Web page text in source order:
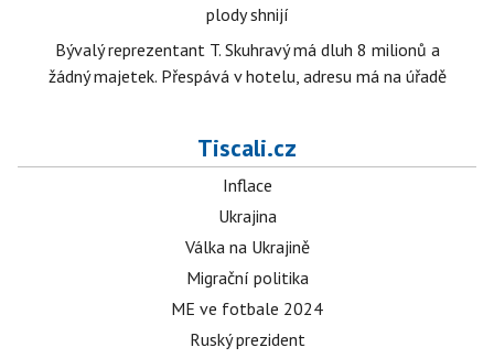
plody shnijí
Bývalý reprezentant T. Skuhravý má dluh 8 milionů a
žádný majetek. Přespává v hotelu, adresu má na úřadě
Tiscali.cz
Inflace
Ukrajina
Válka na Ukrajině
Migrační politika
ME ve fotbale 2024
Ruský prezident